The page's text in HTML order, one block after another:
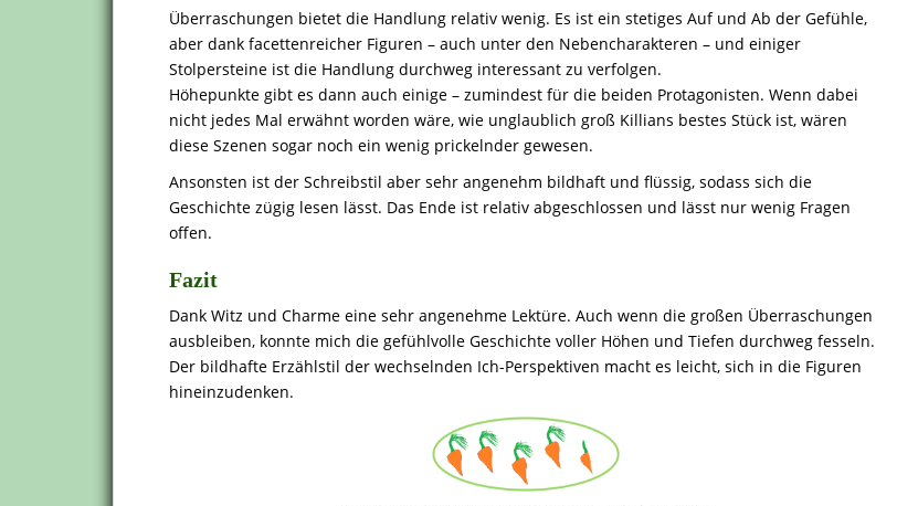
Überraschungen bietet die Handlung relativ wenig. Es ist ein stetiges Auf und Ab der Gefühle,
aber dank facettenreicher Figuren – auch unter den Nebencharakteren – und einiger
Stolpersteine ist die Handlung durchweg interessant zu verfolgen.
Höhepunkte gibt es dann auch einige – zumindest für die beiden Protagonisten. Wenn dabei
nicht jedes Mal erwähnt worden wäre, wie unglaublich groß Killians bestes Stück ist, wären
diese Szenen sogar noch ein wenig prickelnder gewesen.
Ansonsten ist der Schreibstil aber sehr angenehm bildhaft und flüssig, sodass sich die
Geschichte zügig lesen lässt. Das Ende ist relativ abgeschlossen und lässt nur wenig Fragen
offen.
Fazit
Dank Witz und Charme eine sehr angenehme Lektüre. Auch wenn die großen Überraschungen
ausbleiben, konnte mich die gefühlvolle Geschichte voller Höhen und Tiefen durchweg fesseln.
Der bildhafte Erzählstil der wechselnden Ich-Perspektiven macht es leicht, sich in die Figuren
hineinzudenken.